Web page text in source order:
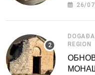
26/
REGION